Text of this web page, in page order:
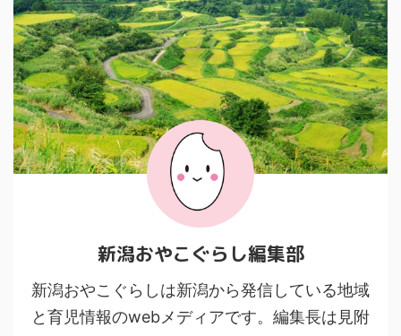
新潟おやこぐらし編集部
新潟おやこぐらしは新潟から発信している地域
と育児情報のwebメディアです。編集長は見附